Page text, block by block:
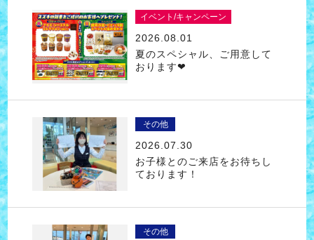
イベント/キャンペーン
2026.08.01
夏のスペシャル、ご用意して
おります❤
その他
2026.07.30
お子様とのご来店をお待ちし
ております！
その他